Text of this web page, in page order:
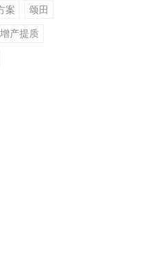
案 颂田
增产提质